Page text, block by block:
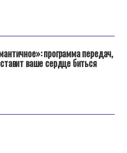
программа передач,
ваше сердце биться